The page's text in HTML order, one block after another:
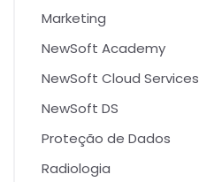
Marketing
NewSoft Academy
NewSoft Cloud Services
NewSoft DS
Proteção de Dados
Radiologia